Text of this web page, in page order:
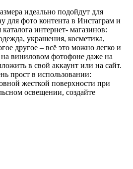
идеально подойдут для
для фото контента в Инстаграм и
интернет- магазинов:
украшения, косметика,
другое – всё это можно легко и
на виниловом фотофоне даже на
в свой аккаунт или на сайт.
прост в использовании:
жесткой поверхности при
освещении, создайте